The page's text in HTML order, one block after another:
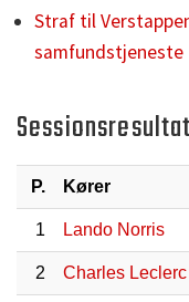
Straf til
samfundstjeneste
Sessionsresultat
P. Kører
1 Lando Norris
2 Charles Leclerc